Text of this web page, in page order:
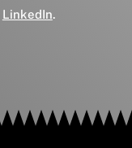
LinkedIn.